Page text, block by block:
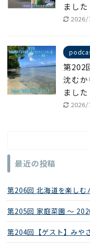
まし
第202
沈む
まし
最近の投稿
第206回 北海道を楽しむ
第205回 家庭菜園 ～
第204回【ゲスト】みや